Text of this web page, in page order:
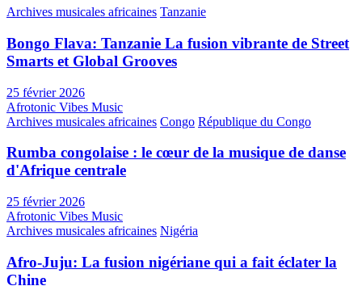
Archives musicales africaines Tanzanie
Bongo Flava: Tanzanie La fusion vibrante de Street
Smarts et Global Grooves
25 février 2026
Afrotonic Vibes Music
Archives musicales africaines Congo République du Congo
Rumba congolaise : le cœur de la musique de danse
d'Afrique centrale
25 février 2026
Afrotonic Vibes Music
Archives musicales africaines Nigéria
Afro-Juju: La fusion nigériane qui a fait éclater la
Chine